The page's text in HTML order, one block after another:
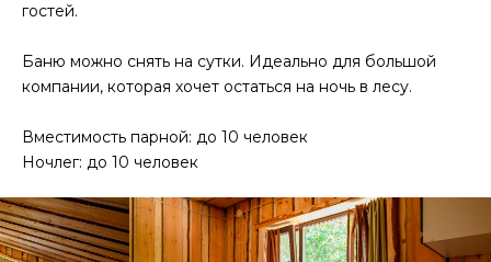
гостей.
Баню можно снять на сутки. Идеально для большой
компании, которая хочет остаться на ночь в лесу.
Вместимость парной: до 10 человек
Ночлег: до 10 человек